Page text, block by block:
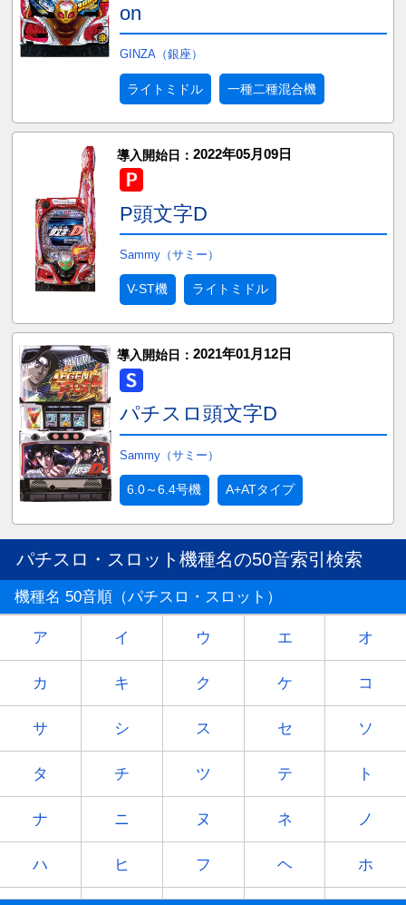
on
GINZA（銀座）
ライトミドル 一種二種混合機
導入開始日： 2022年05月09日
P頭文字D
Sammy（サミー）
V-ST機 ライトミドル
導入開始日： 2021年01月12日
パチスロ頭文字D
Sammy（サミー）
6.0～6.4号機 A+ATタイプ
パチスロ・スロット機種名の50音索引検索
機種名 50音順（パチスロ・スロット）
ア イ ウ エ オ
カ キ ク ケ コ
サ シ ス セ ソ
タ チ ツ テ ト
ナ ニ ヌ ネ ノ
ハ ヒ フ ヘ ホ